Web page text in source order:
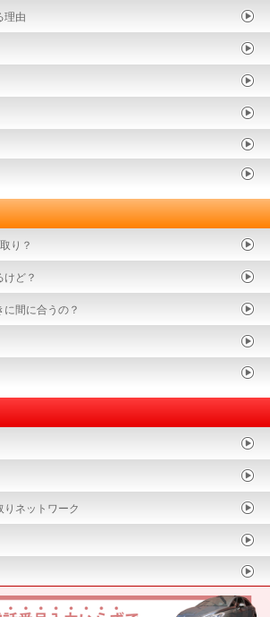
理由
り？
けど？
間に合うの？
ネットワーク